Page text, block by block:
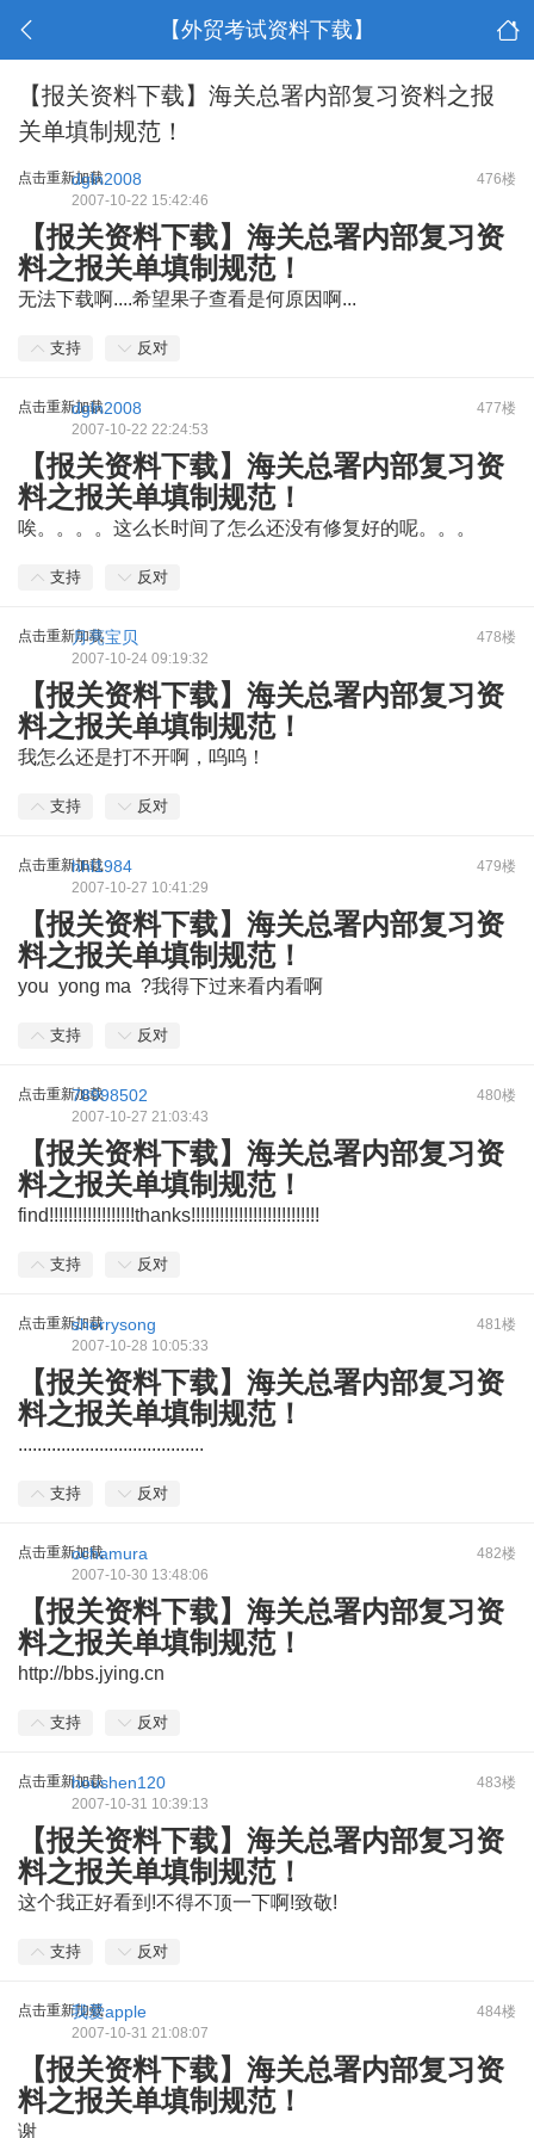
【外贸考试资料下载】
【报关资料下载】海关总署内部复习资料之报
关单填制规范！
点击重新加载 476楼
dgln2008
2007-10-22 15:42:46
【报关资料下载】海关总署内部复习资
料之报关单填制规范！
无法下载啊....希望果子查看是何原因啊...
支持 反对
点击重新加载 477楼
dgln2008
2007-10-22 22:24:53
【报关资料下载】海关总署内部复习资
料之报关单填制规范！
唉。。。。这么长时间了怎么还没有修复好的呢。。。
支持 反对
点击重新加载 478楼
月亮宝贝
2007-10-24 09:19:32
【报关资料下载】海关总署内部复习资
料之报关单填制规范！
我怎么还是打不开啊，呜呜！
支持 反对
点击重新加载 479楼
hhl1984
2007-10-27 10:41:29
【报关资料下载】海关总署内部复习资
料之报关单填制规范！
you yong ma ?我得下过来看内看啊
支持 反对
点击重新加载 480楼
78998502
2007-10-27 21:03:43
【报关资料下载】海关总署内部复习资
料之报关单填制规范！
find!!!!!!!!!!!!!!!!!!thanks!!!!!!!!!!!!!!!!!!!!!!!!!!!
支持 反对
点击重新加载 481楼
sherrysong
2007-10-28 10:05:33
【报关资料下载】海关总署内部复习资
料之报关单填制规范！
.......................................
支持 反对
点击重新加载 482楼
ochamura
2007-10-30 13:48:06
【报关资料下载】海关总署内部复习资
料之报关单填制规范！
http://bbs.jying.cn
支持 反对
点击重新加载 483楼
houshen120
2007-10-31 10:39:13
【报关资料下载】海关总署内部复习资
料之报关单填制规范！
这个我正好看到!不得不顶一下啊!致敬!
支持 反对
点击重新加载 484楼
我爱apple
2007-10-31 21:08:07
【报关资料下载】海关总署内部复习资
料之报关单填制规范！
谢